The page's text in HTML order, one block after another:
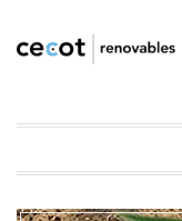
Skip
Cecot